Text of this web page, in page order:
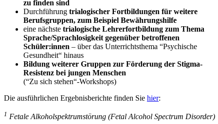
zu finden sind
Durchführung trialogischer Fortbildungen für weitere
Berufsgruppen, zum Beispiel Bewährungshilfe
eine nächste trialogische Lehrerfortbildung zum Thema
Sprache/Sprachlosigkeit gegenüber betroffenen
Schüler:innen – über das Unterrichtsthema “Psychische
Gesundheit“ hinaus
Bildung weiterer Gruppen zur Förderung der Stigma-
Resistenz bei jungen Menschen
(“Zu sich stehen“-Workshops)
Die ausführlichen Ergebnisberichte finden Sie hier:
1 Fetale Alkoholspektrumstörung (Fetal Alcohol Spectrum Disorder)